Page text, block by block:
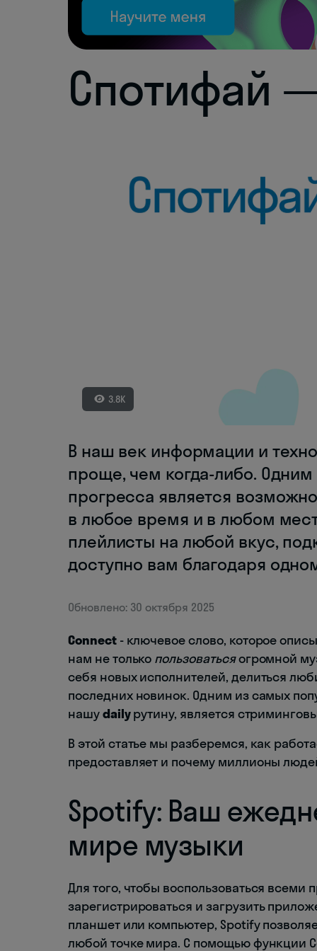
Спотифай
3.8K
В наш век информации и
проще, чем когда-либо.
прогресса является
в любое время и в любом
плейлисты на любой вкус,
доступно вам благодаря
Обновлено: 30 октября 2025
Connect- ключевое слово, которое
нам не только пользоватьсяогромной
себя новых исполнителей, делиться
последних новинок. Одним из самых
нашуdailyрутину, является
В этой статье мы разберемся, как
предоставляет и почему миллионы
Spotify: Ваш
мире музыки
Для того, чтобы воспользоваться
зарегистрироваться и загрузить
планшет или компьютер, Spotify
любой точке мира. С помощью функции